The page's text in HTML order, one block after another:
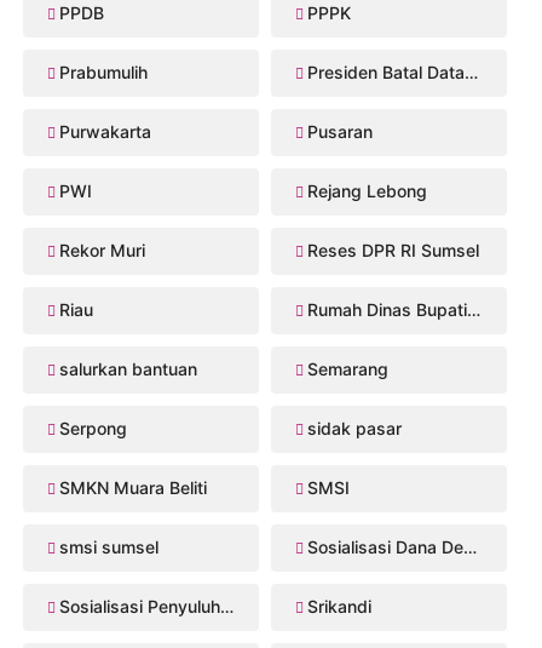
PPDB PPPK
Prabumulih Presiden Batal Datang
Purwakarta Pusaran
PWI Rejang Lebong
Rekor Muri Reses DPR RI Sumsel
Riau Rumah Dinas Bupati Musi Rawas
salurkan bantuan Semarang
Serpong sidak pasar
SMKN Muara Beliti SMSI
smsi sumsel Sosialisasi Dana Desa 2026
Sosialisasi Penyuluhan Hukum Srikandi